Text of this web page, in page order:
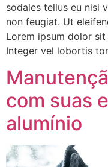
sodales tellus eu nisi
non feugiat. Ut
Lorem ipsum dolor
Integer vel lobortis
com suas
alumínio